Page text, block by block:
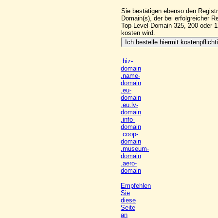
Sie bestätigen ebenso den
Domain(s), der bei erfolgreicher
Top-Level-Domain 325, 200 oder
kosten wird.
.biz-
domain
.name-
domain
.eu-
domain
.eu.lv-
domain
.info-
domain
.coop-
domain
.museum-
domain
.aero-
domain
Empfehlen
Sie
diese
Seite
an